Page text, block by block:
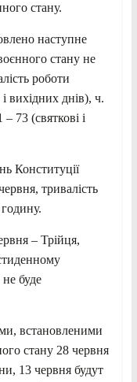
стану.
наступне
стану не
роботи
вихідних днів), ч.
73 (святкові і
Конституції
тривалість
– Трійця,
буде
встановленими
стану 28 червня
13 червня будут